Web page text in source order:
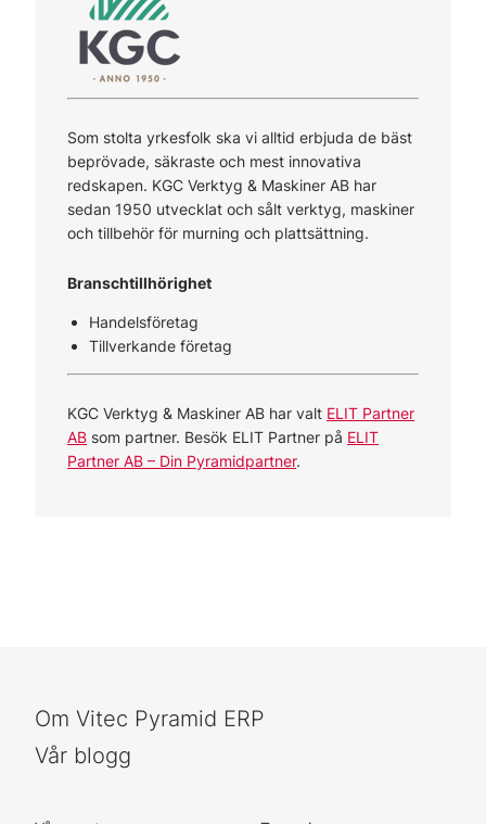
Som stolta yrkesfolk ska vi alltid erbjuda de bäst
beprövade, säkraste och mest innovativa
redskapen. KGC Verktyg & Maskiner AB har
sedan 1950 utvecklat och sålt verktyg, maskiner
och tillbehör för murning och plattsättning.
Branschtillhörighet
Handelsföretag
Tillverkande företag
KGC Verktyg & Maskiner AB har valt ELIT Partner
AB som partner. Besök ELIT Partner på ELIT
Partner AB – Din Pyramidpartner.
Om Vitec Pyramid ERP
Vår blogg